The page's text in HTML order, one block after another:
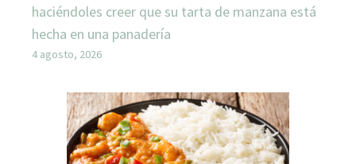
haciéndoles creer que su tarta de manzana está
hecha en una panadería
4 agosto, 2026